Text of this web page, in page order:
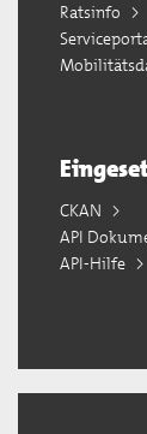
Ratsinfo
CKAN
API
API-Hilfe